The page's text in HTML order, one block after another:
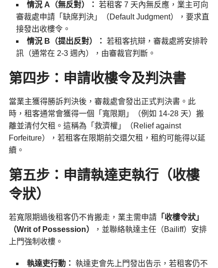
情況 A（無反對）： 若租客 7 天內無反應，業主可向
審裁處申請「缺席判決」（Default Judgment），要求直
接發出收樓令。
情況 B（提出反對）： 若租客抗辯，審裁處將安排聆
訊（通常在 2-3 週內），由審裁官判斷。
第四步：申請收樓令及判決書
當業主獲得勝訴判決後，審裁處會發出正式判決書。此
時，租客通常會獲得一個「寬限期」（例如 14-28 天）搬
離並清付欠租。這稱為「救濟權」（Relief against
Forfeiture），若租客在限期前交還欠租，租約可能得以延
續。
第五步：申請執達吏執行（收樓
令狀）
若寬限期過後租客仍不肯搬走，業主需申請「收樓令狀」
（Writ of Possession）
，並聯絡執達主任（Bailiff）安排
上門強制收樓。
執達吏行動： 執達吏會先上門發出告示，若租客仍不